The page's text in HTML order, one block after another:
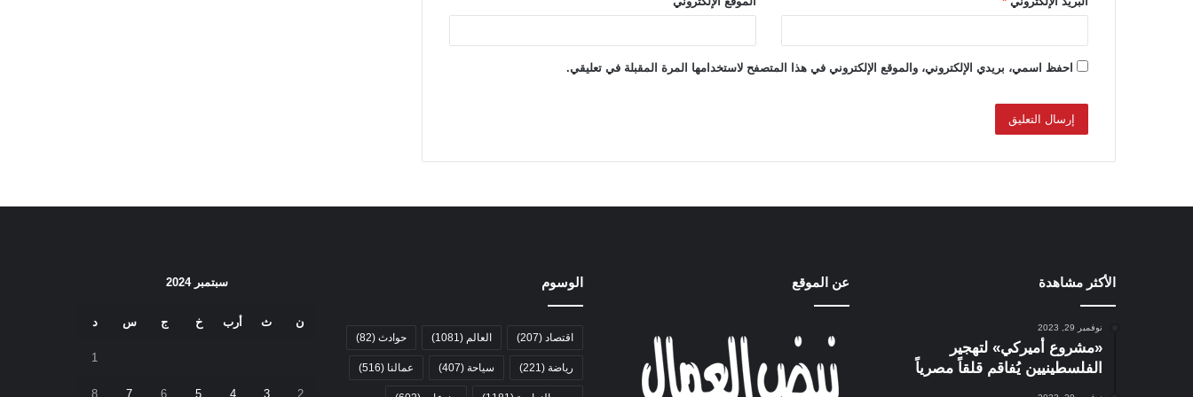
احفظ اسمي، بريدي الإلكتروني، والموقع الإلكتروني في هذا المتصفح لاستخدامها المرة المقبلة في تعليقي.
الأكثر مشاهدة
نوفمبر 29, 2023
«مشروع أميركي» لتهجير
الفلسطينيين يُفاقم قلقاً مصرياً
عن الموقع الوسوم
اقتصاد (207) العالم (1081) حوادث (82)
رياضة (221) سياحة (407) عمالنا (516)
سبتمبر 2024
ن ث أرب خ ج س د
1
2
3
4
5
6
7
8